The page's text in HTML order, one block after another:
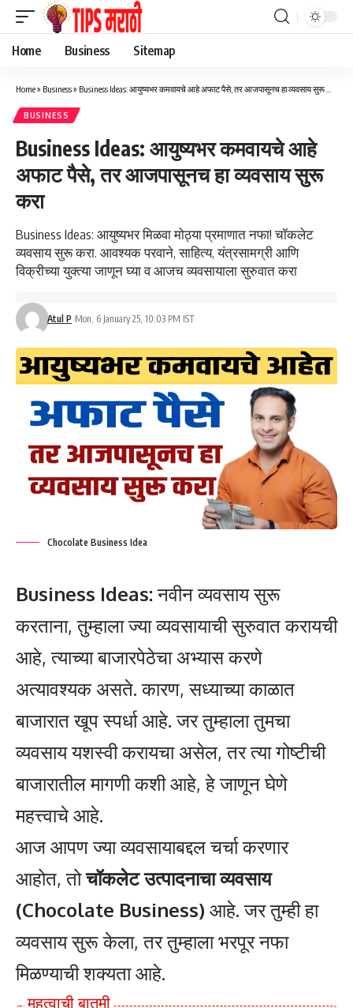
Home Business Sitemap
Home» Business» Business Ideas: आयुष्यभर कमवायचे आहे अफाट पैसे, तर आजपासूनच हा व्यवसाय सुरू करा
BUSINESS
Business Ideas: आयुष्यभर कमवायचे आहे
अफाट पैसे, तर आजपासूनच हा व्यवसाय सुरू
करा
Business Ideas: आयुष्यभर मिळवा मोठ्या प्रमाणात नफा! चॉकलेट
व्यवसाय सुरू करा. आवश्यक परवाने, साहित्य, यंत्रसामग्री आणि
विक्रीच्या युक्त्या जाणून घ्या व आजच व्यवसायाला सुरुवात करा
Atul P Mon, 6 January 25, 10:03 PM IST
Chocolate Business Idea
Business Ideas:नवीन व्यवसाय सुरू
करताना, तुम्हाला ज्या व्यवसायाची सुरुवात करायची
आहे, त्याच्या बाजारपेठेचा अभ्यास करणे
अत्यावश्यक असते. कारण, सध्याच्या काळात
बाजारात खूप स्पर्धा आहे. जर तुम्हाला तुमचा
व्यवसाय यशस्वी करायचा असेल, तर त्या गोष्टीची
बाजारातील मागणी कशी आहे, हे जाणून घेणे
महत्त्वाचे आहे.
आज आपण ज्या व्यवसायाबद्दल चर्चा करणार
आहोत, तोचॉकलेट उत्पादनाचा व्यवसाय
(Chocolate Business) आहे. जर तुम्ही हा
व्यवसाय सुरू केला, तर तुम्हाला भरपूर नफा
मिळण्याची शक्यता आहे.